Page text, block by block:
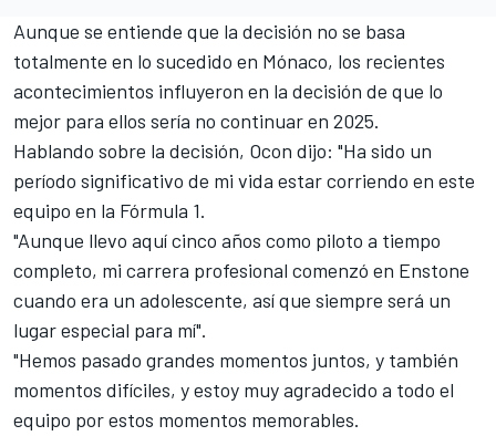
Aunque se entiende que la decisión no se basa
totalmente en lo sucedido en Mónaco, los recientes
acontecimientos influyeron en la decisión de que lo
mejor para ellos sería no continuar en 2025.
Hablando sobre la decisión, Ocon dijo: "Ha sido un
período significativo de mi vida estar corriendo en este
equipo en la Fórmula 1.
"Aunque llevo aquí cinco años como piloto a tiempo
completo, mi carrera profesional comenzó en Enstone
cuando era un adolescente, así que siempre será un
lugar especial para mí".
"Hemos pasado grandes momentos juntos, y también
momentos difíciles, y estoy muy agradecido a todo el
equipo por estos momentos memorables.